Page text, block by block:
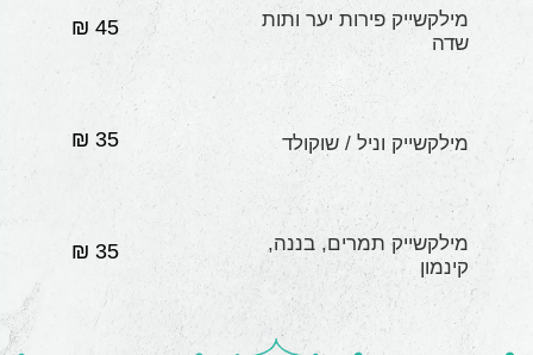
מילקשייק פירות יער ותות
שדה
45 ₪
מילקשייק וניל / שוקולד 35 ₪
מילקשייק תמרים, בננה,
קינמון
35 ₪